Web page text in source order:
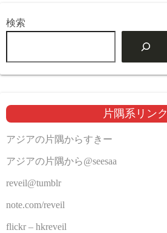
検索
片隅系リンク
アジアの片隅からすきー
アジアの片隅から@seesaa
reveil@tumblr
note.com/reveil
flickr – hkreveil